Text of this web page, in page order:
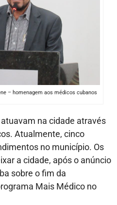
– homenagem aos médicos cubanos
na cidade através
Atualmente, cinco
no município. Os
a cidade, após o anúncio
sobre o fim da
Mais Médico no